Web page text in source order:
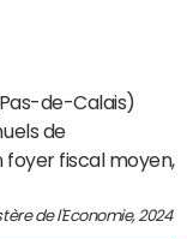
de-Calais)
de
foyer fiscal moyen,
de l'Economie, 2024